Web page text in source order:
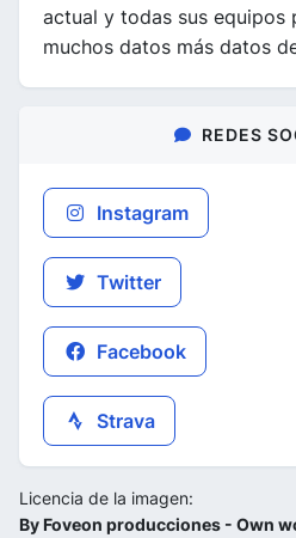
actual y todas sus equipos
muchos datos más datos
REDES
Instagram
Twitter
Facebook
Strava
Licencia de la imagen:
By Foveon producciones - Own